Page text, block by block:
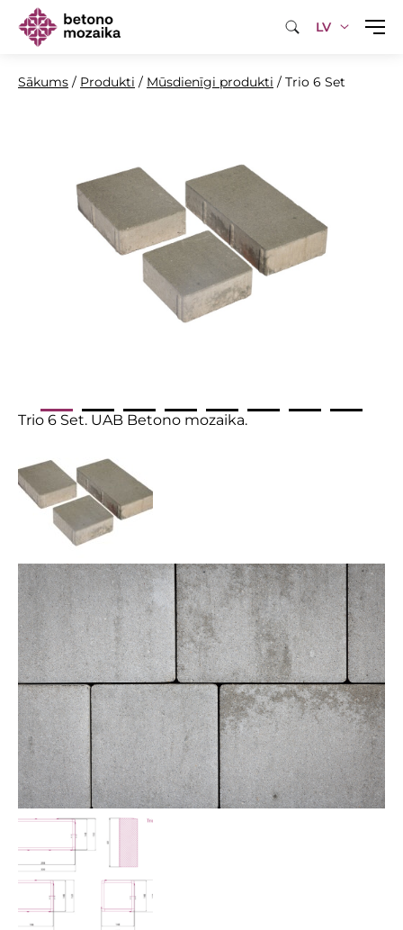
LV
Sākums / Produkti / Mūsdienīgi produkti / Trio 6 Set
Trio 6 Set. UAB Betono mozaika.